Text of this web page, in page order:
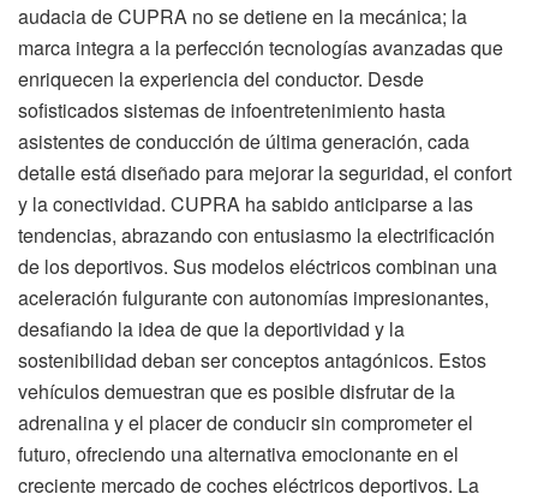
audacia de CUPRA no se detiene en la mecánica; la
marca integra a la perfección tecnologías avanzadas que
enriquecen la experiencia del conductor. Desde
sofisticados sistemas de infoentretenimiento hasta
asistentes de conducción de última generación, cada
detalle está diseñado para mejorar la seguridad, el confort
y la conectividad. CUPRA ha sabido anticiparse a las
tendencias, abrazando con entusiasmo la electrificación
de los deportivos. Sus modelos eléctricos combinan una
aceleración fulgurante con autonomías impresionantes,
desafiando la idea de que la deportividad y la
sostenibilidad deban ser conceptos antagónicos. Estos
vehículos demuestran que es posible disfrutar de la
adrenalina y el placer de conducir sin comprometer el
futuro, ofreciendo una alternativa emocionante en el
creciente mercado de coches eléctricos deportivos. La